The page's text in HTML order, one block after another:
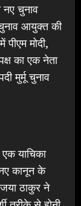
चुनाव
आयुक्त की
पीएम मोदी,
का एक नेता
मुर्मू चुनाव
याचिका
कानून के
ठाकुर ने